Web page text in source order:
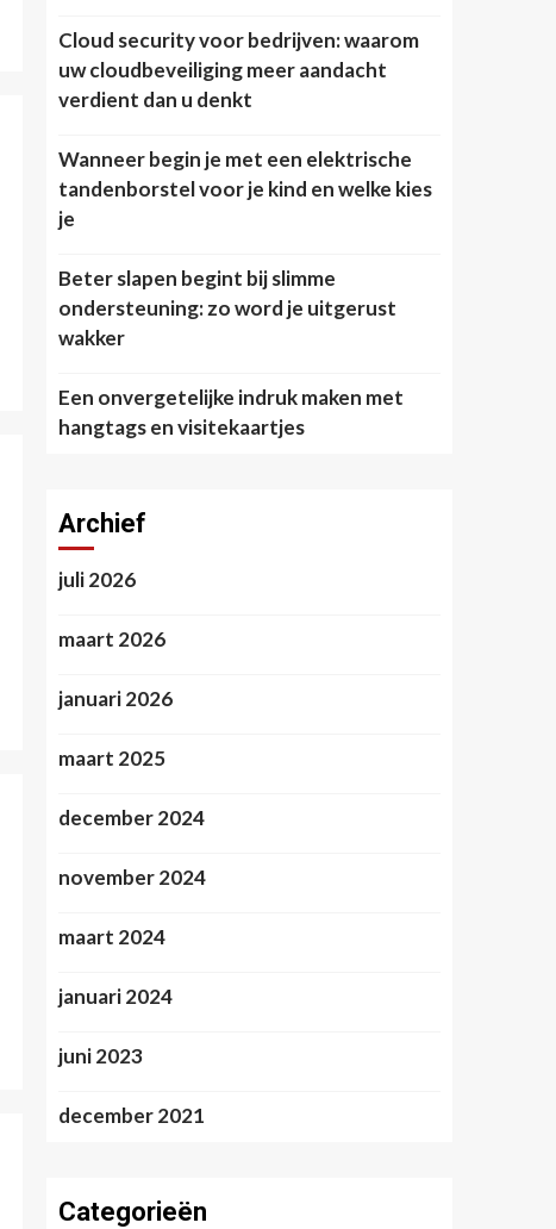
Cloud security voor bedrijven: waarom
uw cloudbeveiliging meer aandacht
verdient dan u denkt
Wanneer begin je met een elektrische
tandenborstel voor je kind en welke kies
je
Beter slapen begint bij slimme
ondersteuning: zo word je uitgerust
wakker
Een onvergetelijke indruk maken met
hangtags en visitekaartjes
Archief
juli 2026
maart 2026
januari 2026
maart 2025
december 2024
november 2024
maart 2024
januari 2024
juni 2023
december 2021
Categorieën